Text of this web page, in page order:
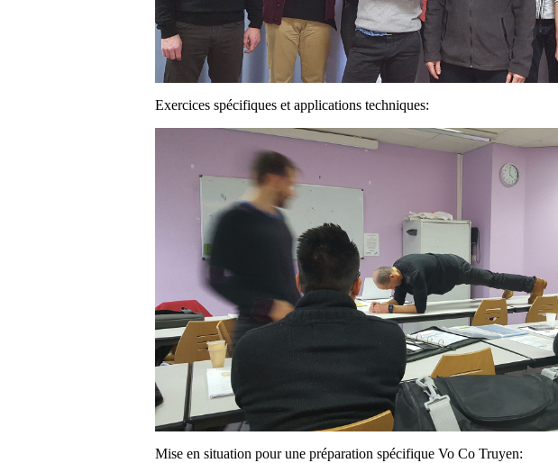
Exercices spécifiques et applications techniques:
Mise en situation pour une préparation spécifique Vo Co Truyen: